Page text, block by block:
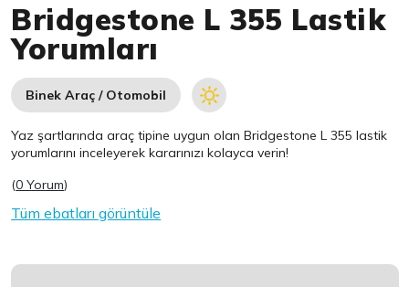
Bridgestone L 355 Lastik
Yorumları
Binek Araç / Otomobil
Yaz şartlarında araç tipine uygun olanBridgestone L 355 lastik
yorumlarını inceleyerek kararınızı kolayca verin!
(0 Yorum)
Tüm ebatları görüntüle